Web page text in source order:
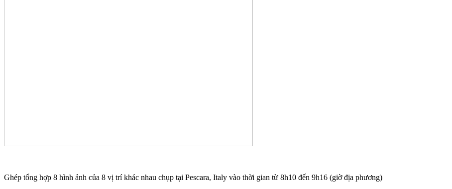
Ghép tổng hợp 8 hình ảnh của 8 vị trí khác nhau chụp tại Pescara, Italy vào thời gian từ 8h10 đến 9h16 (giờ địa phương)